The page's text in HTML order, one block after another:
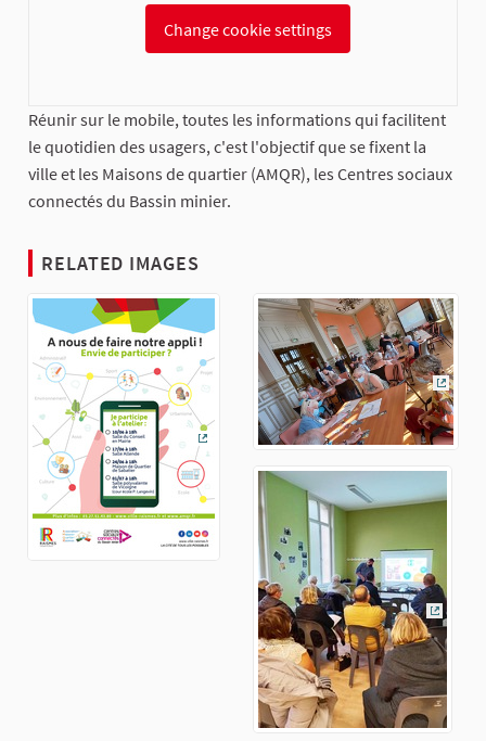
Change cookie settings
Réunir sur le mobile, toutes les informations qui facilitent
le quotidien des usagers, c'est l'objectif que se fixent la
ville et les Maisons de quartier (AMQR), les Centres sociaux
connectés du Bassin minier.
RELATED IMAGES
(External link)